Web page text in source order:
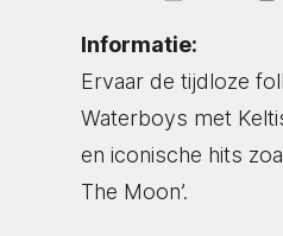
Informatie:
Ervaar de tijdloze
Waterboys met
en iconische hits
The Moon’.